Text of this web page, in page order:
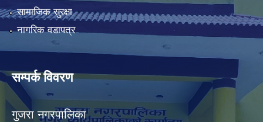
सामाजिक सुरक्षा
नागरिक वडापत्र
सम्पर्क विवरण
गुजरा नगरपालिका